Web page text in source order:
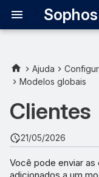
Ajuda
Modelos globais
Clientes
21/05/2026
Você pode enviar
adicionados a um